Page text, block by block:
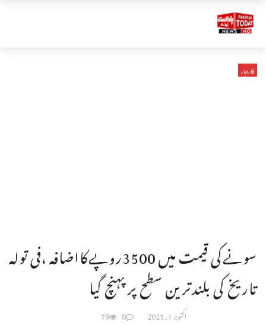
کاروبار
سونےکی قیمت میں 3500روپےکااضافہ ،فی تولہ
تاریخ کی بلندترین سطح پرپہنچ گیا
اکتوبر 1, 2025 0
79